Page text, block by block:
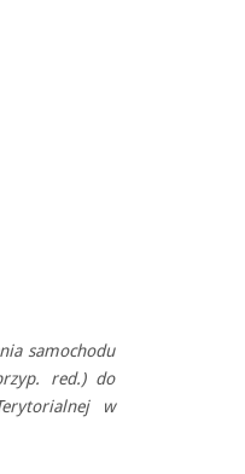
samochodu
red.) do
w